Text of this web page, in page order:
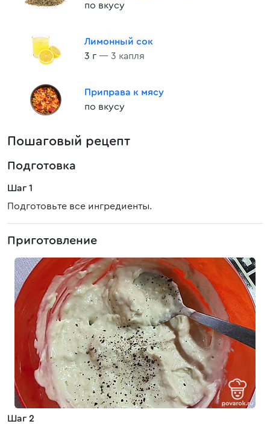
по вкусу
Лимонный сок
3 г — 3 капля
Приправа к мясу
по вкусу
Пошаговый рецепт
Подготовка
Шаг 1
Подготовьте все ингредиенты.
Приготовление
Шаг 2